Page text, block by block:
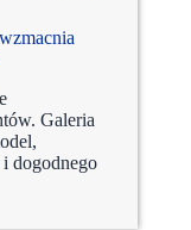
Galeria
dogodnego